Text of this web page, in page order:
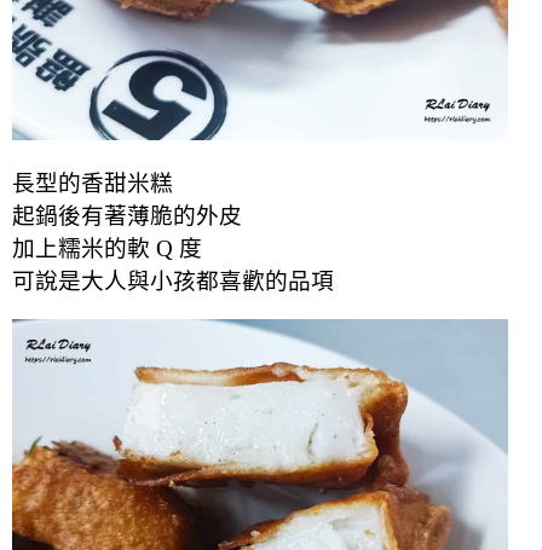
長型的香甜米糕
起鍋後有著薄脆的外皮
加上糯米的軟 Q 度
可說是大人與小孩都喜歡的品項